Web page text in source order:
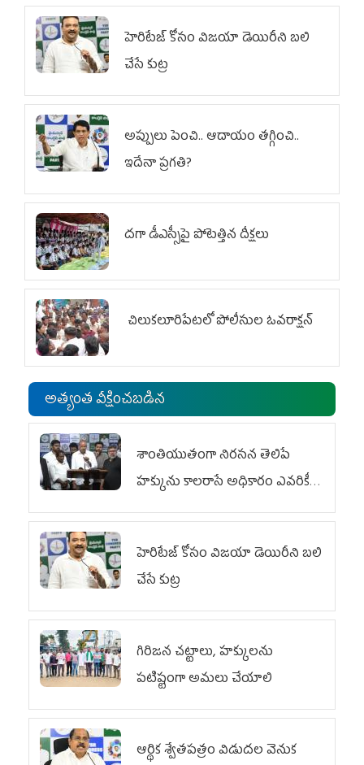
హెరిటేజ్ కోసం విజయా డెయిరీని బలి
చేసే కుట్ర‌
అప్పులు పెంచి.. ఆదాయం తగ్గించి..
ఇదేనా ప్రగతి?
దగా డీఎస్సీపై పోటెత్తిన దీక్షలు
చిలుక‌లూరిపేట‌లో పోలీసుల ఓవ‌రాక్ష‌న్‌
అత్యంత వీక్షించబడిన
శాంతియుతంగా నిరసన తెలిపే
హక్కును కాలరాసే అధికారం ఎవరికీ
లేదు
హెరిటేజ్ కోసం విజయా డెయిరీని బలి
చేసే కుట్ర‌
గిరిజన చట్టాలు, హక్కులను
పటిష్టంగా అమలు చేయాలి
ఆర్థిక శ్వేతపత్రం విడుదల వెనుక